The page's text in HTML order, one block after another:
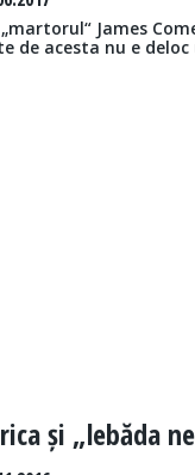
James
de acesta nu e
și „lebăda